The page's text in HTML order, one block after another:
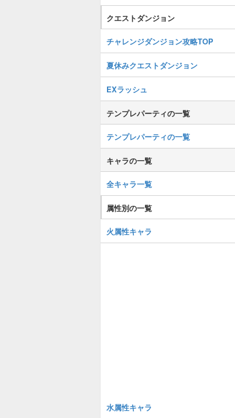
クエストダンジョン
チャレンジダンジョン攻略TOP
夏休みクエストダンジョン
EXラッシュ
テンプレパーティの一覧
テンプレパーティの一覧
キャラの一覧
全キャラ一覧
属性別の一覧
火属性キャラ
水属性キャラ